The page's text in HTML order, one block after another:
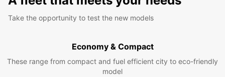
Take the opportunity to test the new models
Economy & Compact
These range from compact and fuel efficient city to eco-friendly
model